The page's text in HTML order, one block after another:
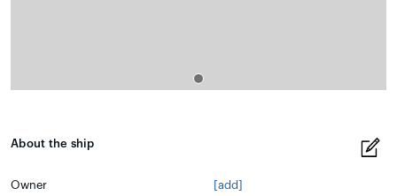
About the ship
Owner [add]